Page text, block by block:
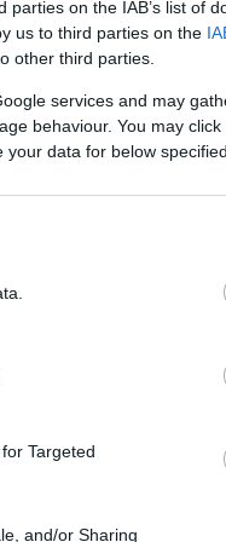
on the IAB’s list of
us to third parties on the
other third parties.
services and may
behaviour. You may
data for below
Targeted
and/or Sharing
de
Elon Musk. O
apoiando
pode se
político